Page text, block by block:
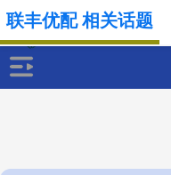
联丰优配 相关话题